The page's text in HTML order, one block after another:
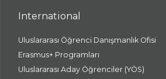
International
Uluslararası Öğrenci Danışmanlık Ofisi
Erasmus+ Programları
Uluslararası Aday Öğrenciler (YÖS)